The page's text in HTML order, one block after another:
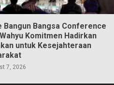
Bangun Bangsa Conference
Komitmen Hadirkan
untuk Kesejahteraan
7, 2026